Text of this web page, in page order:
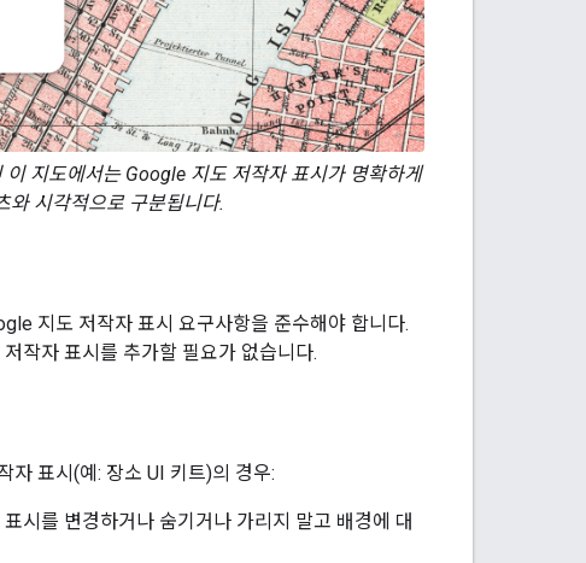
지도에서는 Google 지도 저작자 표시가 명확하게
시각적으로 구분됩니다.
지도 저작자 표시 요구사항을 준수해야 합니다.
작자 표시를 추가할 필요가 없습니다.
자 표시(예: 장소 UI 키트)의 경우:
시를 변경하거나 숨기거나 가리지 말고 배경에 대